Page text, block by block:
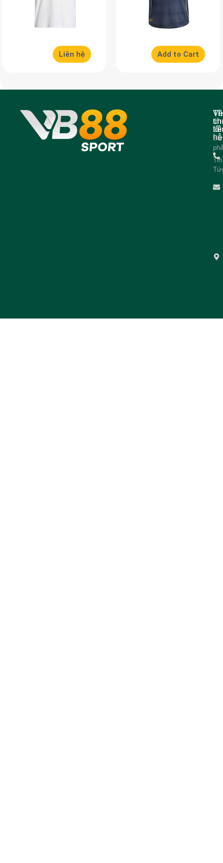
Liên hệ Add to Cart
Về
tôi
Tin
tin
hệ